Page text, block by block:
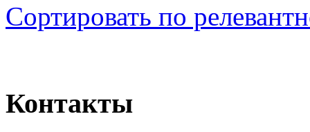
Сортировать по
Контакты